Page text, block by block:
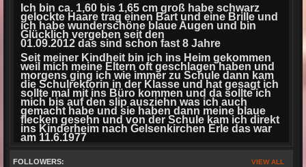
Ich bin ca. 1,60 bis 1,65 cm groß habe schwarz
gelockte Haare trag einen Bart und eine Brille und
ich habe wunderschöne blaue Augen und bin
Glücklich vergeben seit den
01.09.2012 das sind schon fast 8 Jahre
Seit meiner Kindheit bin ich ins Heim gekommen
weil mich meine Eltern oft geschlagen haben und
morgens ging ich wie immer zu Schule dann kam
die Schulrektorin in der Klasse und hat gesagt ich
sollte mal mit ins Büro kommen und da sollte ich
mich bis auf den slip ausziehn was ich auch
gemacht habe und sie haben dann meine blaue
flecken gesehn und von der Schule kam ich direkt
ins Kinderheim nach Gelsenkirchen Erle das war
am 11.6.1977
01.06.1981 nach Gescher und zwar nach Haus Hall
VIEW ALL
FOLLOWERS: